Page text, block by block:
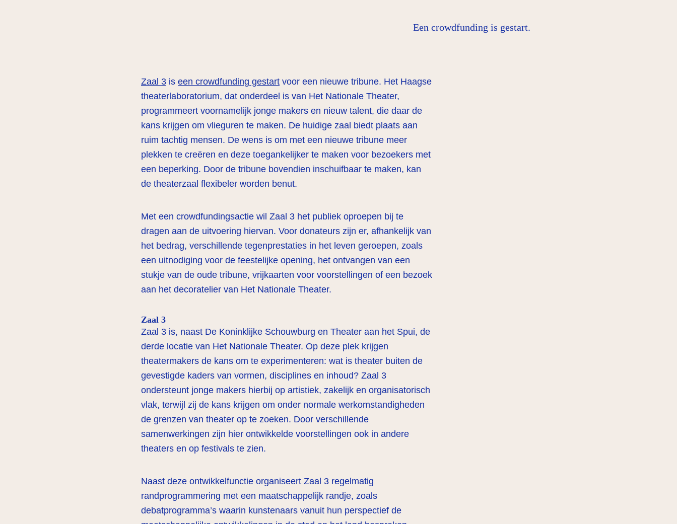
Een crowdfunding is gestart.
Zaal 3 is een crowdfunding gestart voor een nieuwe tribune. Het Haagse
theaterlaboratorium, dat onderdeel is van Het Nationale Theater,
programmeert voornamelijk jonge makers en nieuw talent, die daar de
kans krijgen om vlieguren te maken. De huidige zaal biedt plaats aan
ruim tachtig mensen. De wens is om met een nieuwe tribune meer
plekken te creëren en deze toegankelijker te maken voor bezoekers met
een beperking. Door de tribune bovendien inschuifbaar te maken, kan
de theaterzaal flexibeler worden benut.
Met een crowdfundingsactie wil Zaal 3 het publiek oproepen bij te
dragen aan de uitvoering hiervan. Voor donateurs zijn er, afhankelijk van
het bedrag, verschillende tegenprestaties in het leven geroepen, zoals
een uitnodiging voor de feestelijke opening, het ontvangen van een
stukje van de oude tribune, vrijkaarten voor voorstellingen of een bezoek
aan het decoratelier van Het Nationale Theater.
Zaal 3
Zaal 3 is, naast De Koninklijke Schouwburg en Theater aan het Spui, de
derde locatie van Het Nationale Theater. Op deze plek krijgen
theatermakers de kans om te experimenteren: wat is theater buiten de
gevestigde kaders van vormen, disciplines en inhoud? Zaal 3
ondersteunt jonge makers hierbij op artistiek, zakelijk en organisatorisch
vlak, terwijl zij de kans krijgen om onder normale werkomstandigheden
de grenzen van theater op te zoeken. Door verschillende
samenwerkingen zijn hier ontwikkelde voorstellingen ook in andere
theaters en op festivals te zien.
Naast deze ontwikkelfunctie organiseert Zaal 3 regelmatig
randprogrammering met een maatschappelijk randje, zoals
debatprogramma’s waarin kunstenaars vanuit hun perspectief de